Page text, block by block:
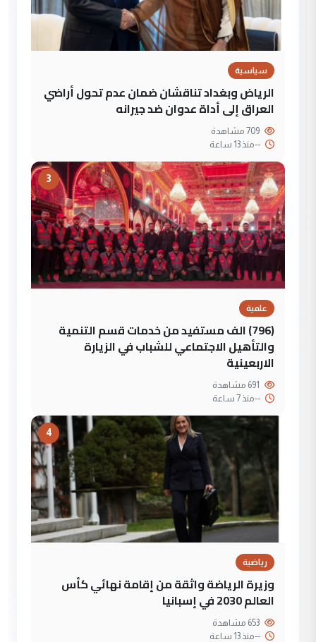
سياسية
الرياض وبغداد تناقشان ضمان عدم تحول أراضي
العراق إلى أداة عدوان ضد جيرانه
--منذ 13 ساعة
3
علمية
(796) الف مستفيد من خدمات قسم التنمية
والتأهيل الاجتماعي للشباب في الزيارة
الاربعينية
--منذ 7 ساعة
4
رياضية
وزيرة الرياضة واثقة من إقامة نهائي كأس
العالم 2030 في إسبانيا
--منذ 13 ساعة